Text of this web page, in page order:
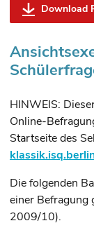
Download
HINWEIS:
Online-
Startseite des
Die folgenden
einer Befragung
2009/10).